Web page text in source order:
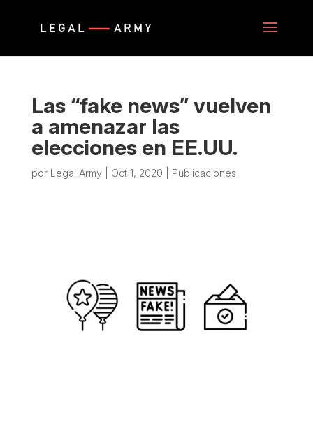
Las “fake news” vuelven
a amenazar las
elecciones en EE.UU.
por Legal Army Oct 1, 2020 Publicaciones